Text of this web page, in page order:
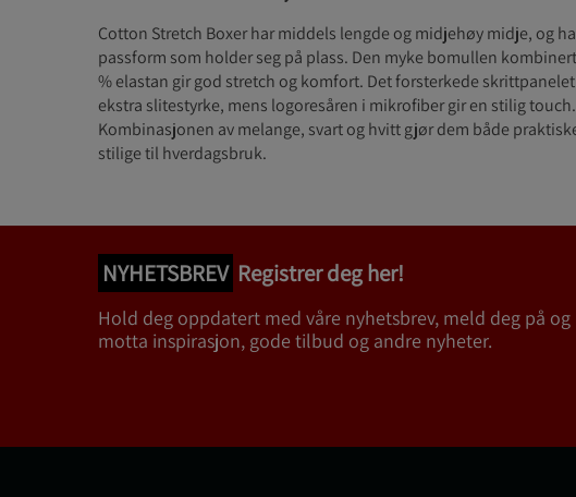
Cotton Stretch Boxer har middels lengde og midjehøy midje, og
passform som holder seg på plass. Den myke bomullen
% elastan gir god stretch og komfort. Det forsterkede
ekstra slitestyrke, mens logoresåren i mikrofiber gir en stilig touch.
Kombinasjonen av melange, svart og hvitt gjør dem både
stilige til hverdagsbruk.
NYHETSBREV Registrer deg her!
Hold deg oppdatert med våre nyhetsbrev, meld deg på og
motta inspirasjon, gode tilbud og andre nyheter.